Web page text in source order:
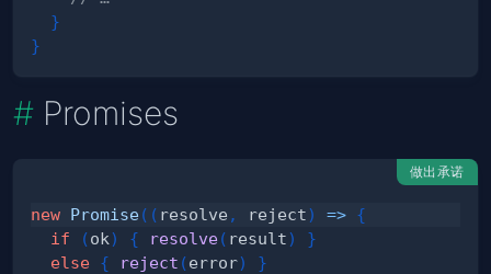
}
}
Promises
做出承诺
new Promise( ( resolve , reject) => {
if
(ok) { resolve( result)
}
else { reject (error)
}